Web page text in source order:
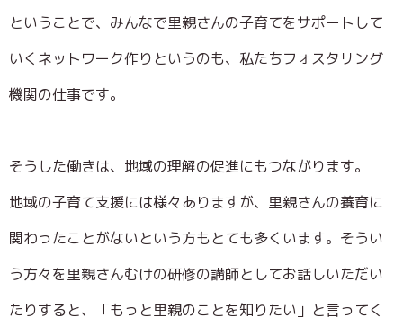
ということで、みんなで里親さんの子育てをサポートして
いくネットワーク作りというのも、私たちフォスタリング
機関の仕事です。
そうした働きは、地域の理解の促進にもつながります。
地域の子育て支援には様々ありますが、里親さんの養育に
関わったことがないという方もとても多くいます。そうい
う方々を里親さんむけの研修の講師としてお話しいただい
たりすると、「もっと里親のことを知りたい」と言ってく